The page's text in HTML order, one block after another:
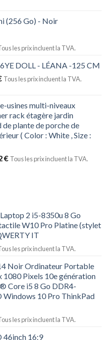
(256 Go) - Noir
les prix incluent la TVA.
DOLL - LÉANA -125 CM
Tous les prix incluent la TVA.
usines multi-niveaux
rack étagère jardin
plante de porche de
( Color : White , Size :
€ Tous les prix incluent la TVA.
2 i5-8350u 8 Go
W10 Pro Platine (stylet
IT
les prix incluent la TVA.
Noir Ordinateur Portable
1080 Pixels 10e génération
Core i5 8 Go DDR4-
Windows 10 Pro ThinkPad
les prix incluent la TVA.
46inch 16:9